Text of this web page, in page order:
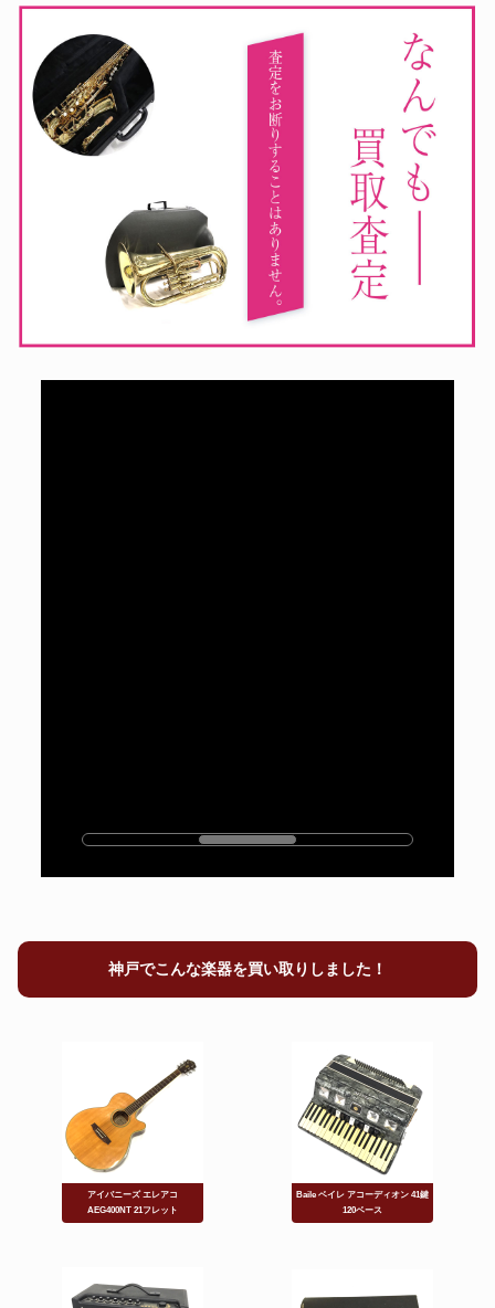
オカリナ
吹奏楽の夢、次に託す。
ホルン トロンボーン
ユーフォ、次に繋ごう。 昔の楽器、次に託す。
小さな楽器、高額査定。 練習機材、即現金化。
楽器用マウスピース
部品も売って、現金化！
ティンパニ
神戸でこんな楽器を買い取りしました！
アイバニーズ エレアコ
AEG400NT 21フレット
Baile ベイレ アコーディオン 41鍵
120ベース